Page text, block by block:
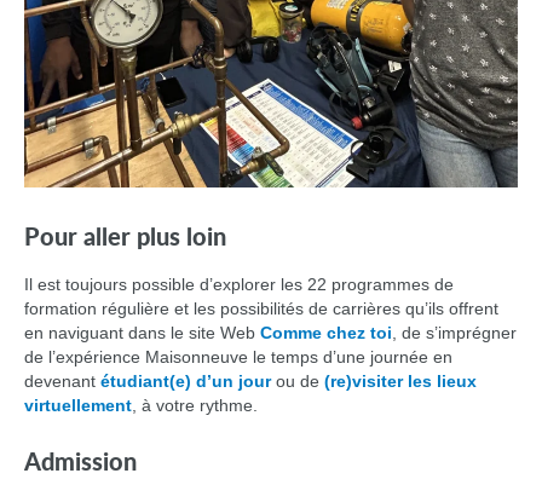
Pour aller plus loin
Il est toujours possible d’explorer les 22 programmes de
formation régulière et les possibilités de carrières qu’ils offrent
en naviguant dans le site Web Comme chez toi , de s’imprégner
de l’expérience Maisonneuve le temps d’une journée en
devenant étudiant(e) d’un jourou de (re)visiter les lieux
virtuellement , à votre rythme.
Admission